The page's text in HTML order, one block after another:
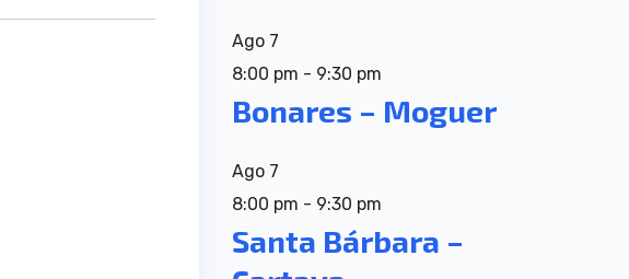
Ago 7
8:00 pm - 9:30 pm
Bonares – Moguer
Ago 7
8:00 pm - 9:30 pm
Santa Bárbara –